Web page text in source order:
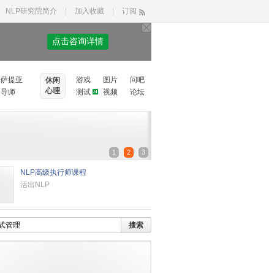
NLP研究院简介 加入收藏 订阅
点击咨询详情
萨提亚
导师
休闲
心理
游戏 图片
问吧
测试
视频 论坛
1 2 3
NLP高级执行师课程
活出NLP